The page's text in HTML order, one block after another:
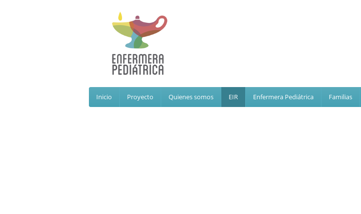
Inicio Proyecto Quienes somos EIR Enfermera Pediátrica Familias